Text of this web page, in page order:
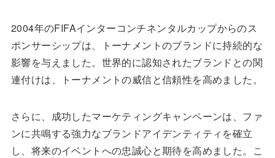
2004年のFIFAインターコンチネンタルカップからのス
ポンサーシップは、トーナメントのブランドに持続的な
影響を与えました。世界的に認知されたブランドとの関
連付けは、トーナメントの威信と信頼性を高めました。
さらに、成功したマーケティングキャンペーンは、ファ
ンに共鳴する強力なブランドアイデンティティを確立
し、将来のイベントへの忠誠心と期待を高めました。こ